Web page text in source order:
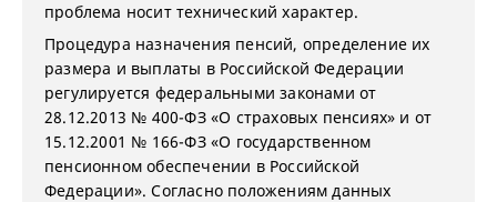
проблема носит технический характер.
Процедура назначения пенсий, определение их
размера и выплаты в Российской Федерации
регулируется федеральными законами от
28.12.2013 № 400-ФЗ «О страховых пенсиях» и от
15.12.2001 № 166-ФЗ «О государственном
пенсионном обеспечении в Российской
Федерации». Согласно положениям данных